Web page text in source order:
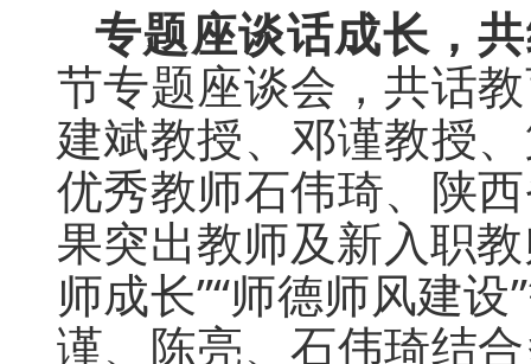
专题座谈话成长，
节专题座谈会，共话
建斌教授、邓谨教授
优秀教师石伟琦、陕
果突出教师及新入职
师成长”“师德师风建
谨、陈亮、石伟琦结